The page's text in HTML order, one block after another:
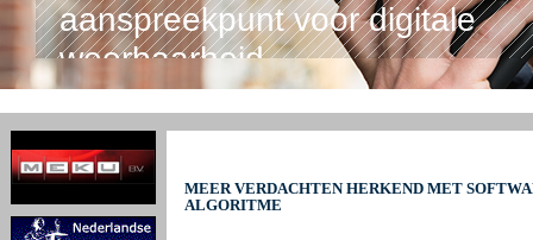
aanspreekpunt voor digitale
weerbaarheid
MEER VERDACHTEN HERKEND MET
ALGORITME